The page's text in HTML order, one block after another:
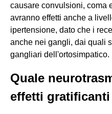
causare convulsioni, coma
avranno effetti anche a
ipertensione, dato che i
anche nei gangli, dai quali
gangliari dell'ortosimpatico.
Quale
effetti